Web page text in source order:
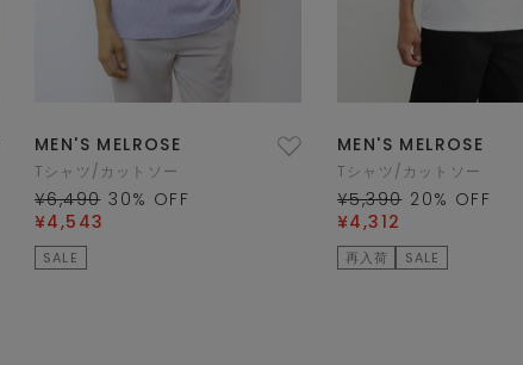
MEN'S MELROSE
Tシャツ/カットソー
¥6,490 30% OFF
¥4,543
SALE
MEN'S MELROSE
Tシャツ/カットソー
¥5,390 20% OFF
¥4,312
再入荷 SALE